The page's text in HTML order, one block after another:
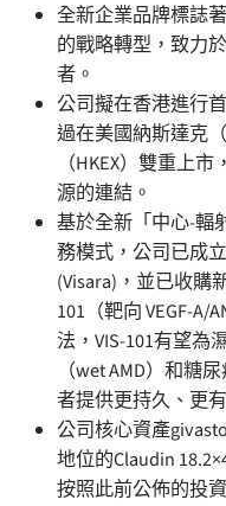
全新企業品牌標誌
的戰略轉型，致力
者。
公司擬在香港進行
過在美國納斯達克
（HKEX）雙重上
源的連結。
基於全新「中心-輻
務模式，公司已成
(Visara)，並已收購
101（靶向 VEGF-A/
法，VIS-101有望為
（wet AMD）和糖
者提供更持久、更
公司核心資產
地位的Claudin
按照此前公佈的投